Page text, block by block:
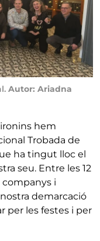
Autor: Ariadna
hem
Trobada de
ha tingut lloc el
seu. Entre les 12
companys i
demarcació
per les festes i per